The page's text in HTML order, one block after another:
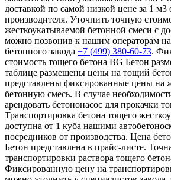
доставкой по самой низкой цене за 1 м3
производителя. Уточнить точную
жесткоукатываемой бетонной смеси с
можно позвонив к нашим операторам
бетонного завода +7 (499) 380-60-73.
стоимость тощего бетона BG Бетон
таблице размещены цены на тощий
представлены фиксированные цены на
бетонную смесь. В случае
арендовать бетононасос для прокачки
Транспортировка бетона тощего
доступна от 1 куба нашими
посредников от производства. Цена
Бетон представлена в прайс-листе.
транспортировки раствора тощего
Фиксированную цену на